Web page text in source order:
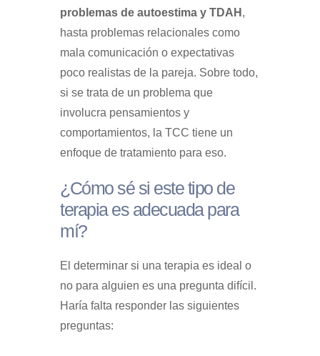
problemas de autoestima y TDAH ,
hasta problemas relacionales como
mala comunicación o expectativas
poco realistas de la pareja. Sobre todo,
si se trata de un problema que
involucra pensamientos y
comportamientos, la TCC tiene un
enfoque de tratamiento para eso.
¿Cómo sé si este tipo de
terapiaes adecuada para
mí?
El determinar si una terapia es ideal o
no para alguien es una pregunta difícil.
Haría falta responder las siguientes
preguntas: